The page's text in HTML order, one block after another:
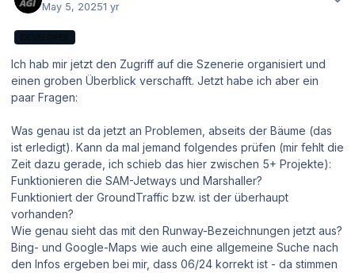
May 5, 20251 yr
Ich hab mir jetzt den Zugriff auf die Szenerie organisiert und
einen groben Überblick verschafft. Jetzt habe ich aber ein
paar Fragen:
Was genau ist da jetzt an Problemen, abseits der Bäume (das
ist erledigt). Kann da mal jemand folgendes prüfen (mir fehlt die
Zeit dazu gerade, ich schieb das hier zwischen 5+ Projekte):
Funktionieren die SAM-Jetways und Marshaller?
Funktioniert der GroundTraffic bzw. ist der überhaupt
vorhanden?
Wie genau sieht das mit den Runway-Bezeichnungen jetzt aus?
Bing- und Google-Maps wie auch eine allgemeine Suche nach
den Infos ergeben bei mir, dass 06/24 korrekt ist - da stimmen